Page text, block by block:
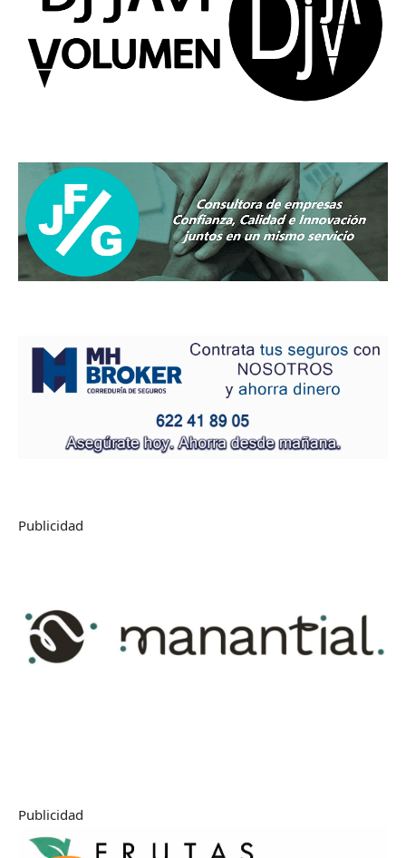
Publicidad
Publicidad